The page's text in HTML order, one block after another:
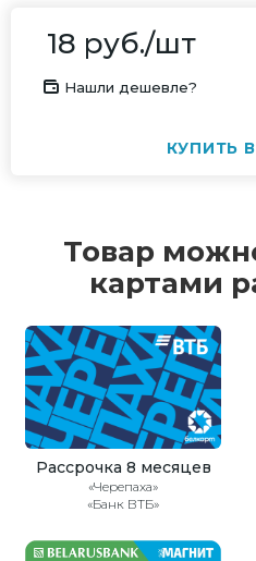
18 руб./шт
Нашли дешевле?
КУПИТЬ
Товар
картами
Рассрочка 8 месяцев
«Черепаха»
«Банк ВТБ»